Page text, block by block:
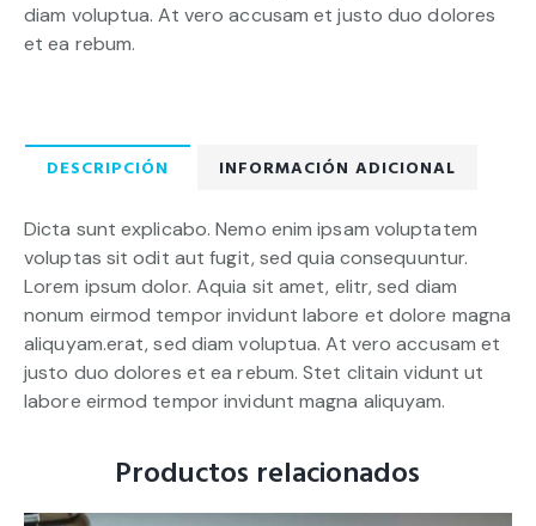
diam voluptua. At vero accusam et justo duo dolores
et ea rebum.
DESCRIPCIÓN INFORMACIÓN ADICIONAL
Dicta sunt explicabo. Nemo enim ipsam voluptatem
voluptas sit odit aut fugit, sed quia consequuntur.
Lorem ipsum dolor. Aquia sit amet, elitr, sed diam
nonum eirmod tempor invidunt labore et dolore magna
aliquyam.erat, sed diam voluptua. At vero accusam et
justo duo dolores et ea rebum. Stet clitain vidunt ut
labore eirmod tempor invidunt magna aliquyam.
Productos relacionados